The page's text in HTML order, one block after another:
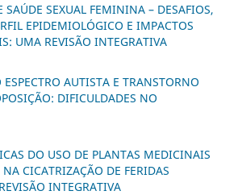
SAÚDE SEXUAL FEMININA – DESAFIOS,
EPIDEMIOLÓGICO E IMPACTOS
UMA REVISÃO INTEGRATIVA
AUTISTA E TRANSTORNO
DIFICULDADES NO
DO USO DE PLANTAS MEDICINAIS
CICATRIZAÇÃO DE FERIDAS
INTEGRATIVA